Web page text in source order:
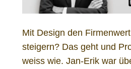
Mit Design den
steigern? Das geht und
weiss wie. Jan-Erik war